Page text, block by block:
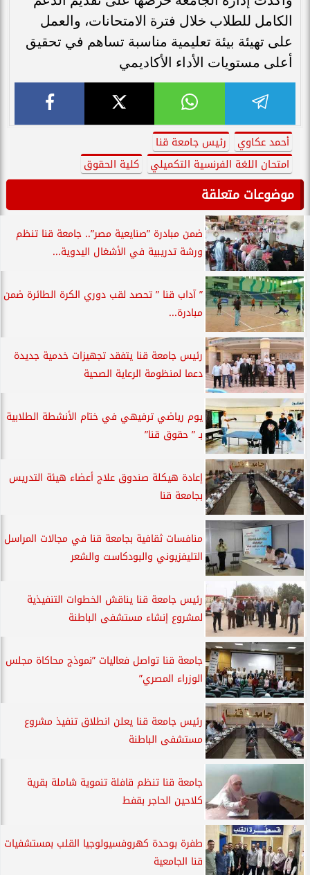
الكامل للطلاب خلال فترة الامتحانات، والعمل
على تهيئة بيئة تعليمية مناسبة تساهم في تحقيق
أعلى مستويات الأداء الأكاديمي
أحمد عكاوي
رئيس جامعة قنا
امتحان اللغة الفرنسية التكميلي
كلية الحقوق
موضوعات متعلقة
ضمن مبادرة ”صنايعية مصر”.. جامعة قنا تنظم
ورشة تدريبية في الأشغال اليدوية...
” آداب قنا ” تحصد لقب دوري الكرة الطائرة ضمن
مبادرة...
رئيس جامعة قنا يتفقد تجهيزات خدمية جديدة
دعما لمنظومة الرعاية الصحية
يوم رياضي ترفيهي في ختام الأنشطة الطلابية
بـ ” حقوق قنا”
إعادة هيكلة صندوق علاج أعضاء هيئة التدريس
بجامعة قنا
منافسات ثقافية بجامعة قنا في مجالات المراسل
التليفزيوني والبودكاست والشعر
رئيس جامعة قنا يناقش الخطوات التنفيذية
لمشروع إنشاء مستشفى الباطنة
جامعة قنا تواصل فعاليات ”نموذج محاكاة مجلس
الوزراء المصري”
رئيس جامعة قنا يعلن انطلاق تنفيذ مشروع
مستشفى الباطنة
جامعة قنا تنظم قافلة تنموية شاملة بقرية
كلاحين الحاجر بقفط
طفرة بوحدة كهروفسيولوجيا القلب بمستشفيات
قنا الجامعية